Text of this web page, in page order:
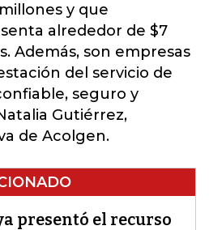
y que
alrededor de $7
Además, son empresas
del servicio de
seguro y
Gutiérrez,
de Acolgen.
presentó el recurso